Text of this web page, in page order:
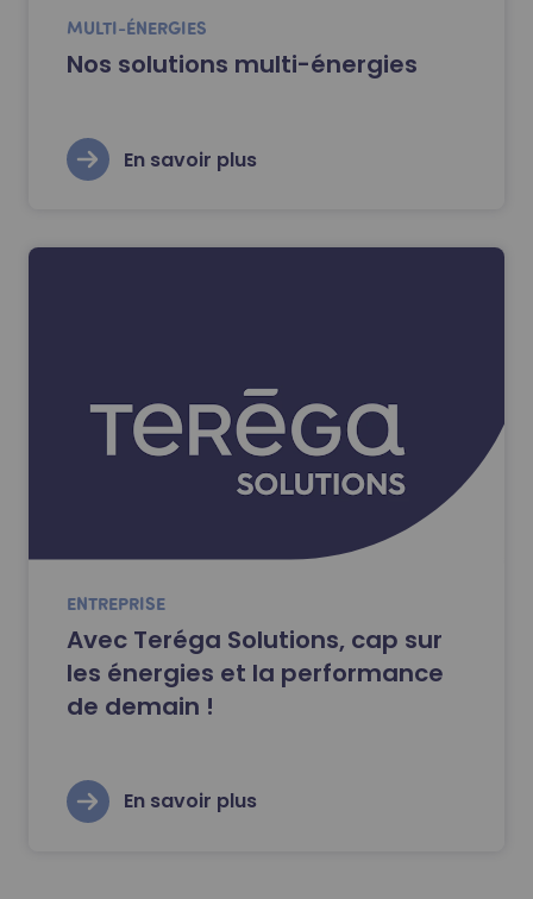
MULTI-ÉNERGIES
Nos solutions multi-énergies
En savoir plus
ENTREPRISE
Avec Teréga Solutions, cap sur
les énergies et la performance
de demain !
En savoir plus